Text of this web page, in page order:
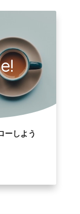
ーしよう